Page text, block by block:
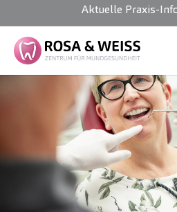
Zum Hauptinhalt springen
Aktuelle Praxis-